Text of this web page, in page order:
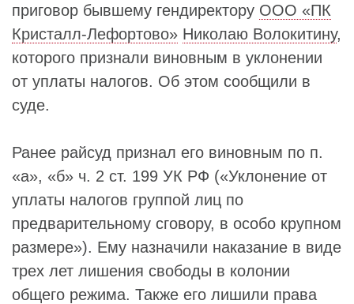
приговор бывшему гендиректору ООО «ПК
Кристалл-Лефортово» Николаю Волокитину,
которого признали виновным в уклонении
от уплаты налогов. Об этом сообщили в
суде.
Ранее райсуд признал его виновным по п.
«а», «б» ч. 2 ст. 199 УК РФ («Уклонение от
уплаты налогов группой лиц по
предварительному сговору, в особо крупном
размере»). Ему назначили наказание в виде
трех лет лишения свободы в колонии
общего режима. Также его лишили права